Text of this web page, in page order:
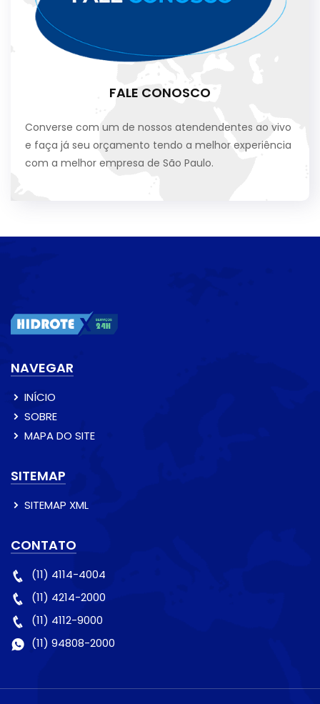
FALE CONOSCO
Converse com um de nossos atendendentes ao vivo
e faça já seu orçamento tendo a melhor experiência
com a melhor empresa de São Paulo.
NAVEGAR
INÍCIO
SOBRE
MAPA DO SITE
SITEMAP
SITEMAP XML
CONTATO
(11) 4114-4004
(11) 4214-2000
(11) 4112-9000
(11) 94808-2000